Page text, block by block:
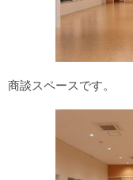
商談スペースです。